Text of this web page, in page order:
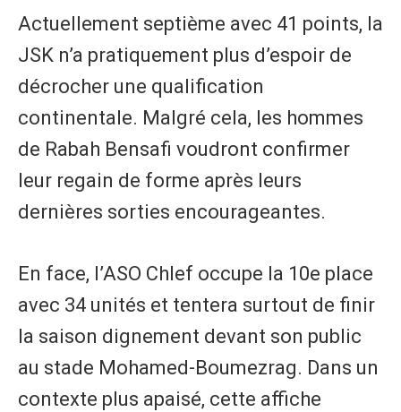
Actuellement septième avec 41 points, la
JSK n’a pratiquement plus d’espoir de
décrocher une qualification
continentale. Malgré cela, les hommes
de Rabah Bensafi voudront confirmer
leur regain de forme après leurs
dernières sorties encourageantes.
En face, l’ASO Chlef occupe la 10e place
avec 34 unités et tentera surtout de finir
la saison dignement devant son public
au stade Mohamed-Boumezrag. Dans un
contexte plus apaisé, cette affiche